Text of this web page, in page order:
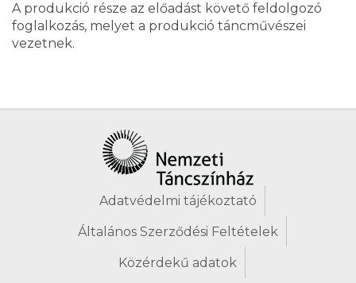
A produkció része az előadást követő feldolgozó
foglalkozás, melyet a produkció táncművészei
vezetnek.
Adatvédelmi tájékoztató
Általános Szerződési Feltételek
Közérdekű adatok